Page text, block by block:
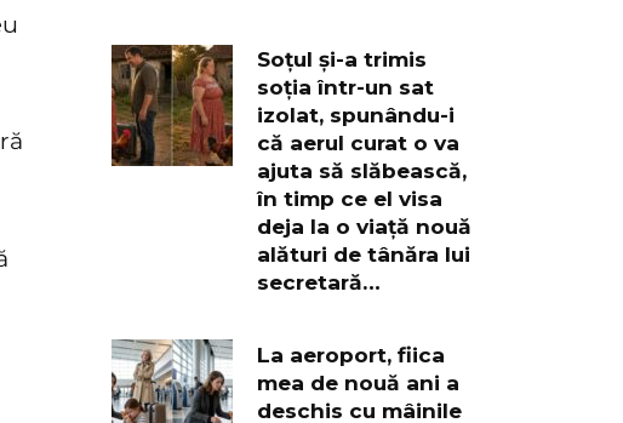
Soțul și-a trimis
soția într-un sat
izolat, spunându-i
că aerul curat o va
ajuta să slăbească,
în timp ce el visa
deja la o viață nouă
alături de tânăra lui
secretară…
La aeroport, fiica
mea de nouă ani a
deschis cu mâinile